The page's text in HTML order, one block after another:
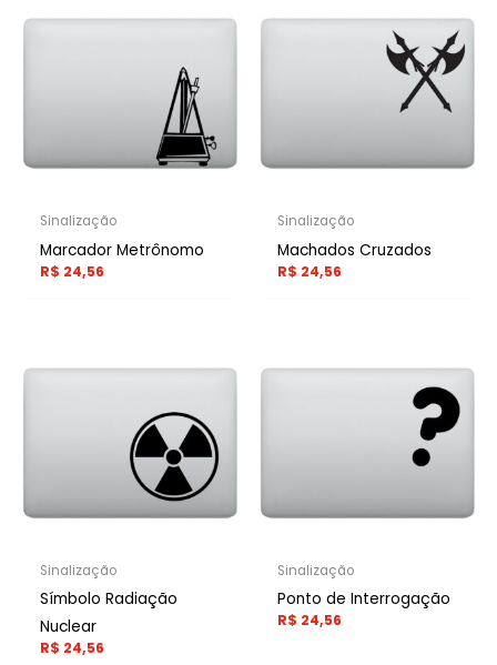
Sinalização
Marcador Metrônomo
R$ 24,56
Sinalização
Machados Cruzados
R$ 24,56
Sinalização
Símbolo Radiação
Nuclear
R$ 24,56
Sinalização
Ponto de Interrogação
R$ 24,56